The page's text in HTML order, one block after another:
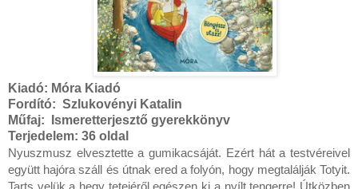
Kiadó: Móra Kiadó
Fordító: Szlukovényi Katalin
Műfaj:
Ismeretterjesztő gyerekkönyv
Terjedelem: 36 oldal
Nyuszmusz elvesztette a gumikacsáját. Ezért hát a testvéreivel
együtt hajóra száll és útnak ered a folyón, hogy megtalálják Totyit.